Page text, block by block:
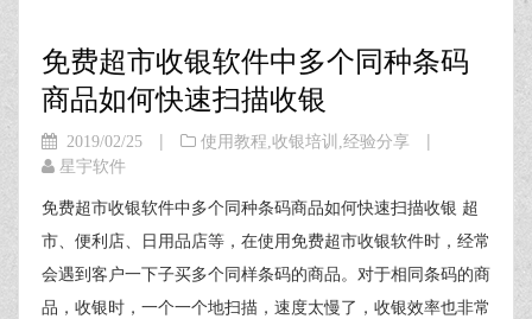
免费超市收银软件中多个同种条码
商品如何快速扫描收银
2019/02/25 | 使用教程 收银培训 经验分享 |
星宇软件
免费超市收银软件中多个同种条码商品如何快速扫描收银 超
市、便利店、日用品店等，在使用免费超市收银软件时，经常
会遇到客户一下子买多个同样条码的商品。对于相同条码的商
品，收银时，一个一个地扫描，速度太慢了，收银效率也非常